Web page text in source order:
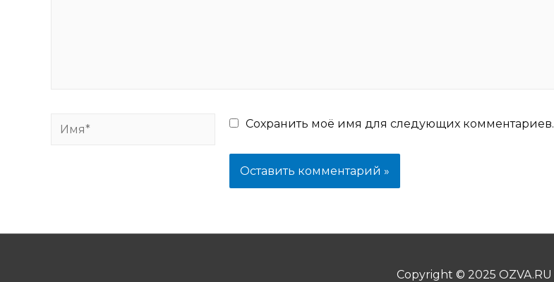
Имя* Сохранить моё имя для следующих комментариев.
Copyright © 2025 OZVA.RU